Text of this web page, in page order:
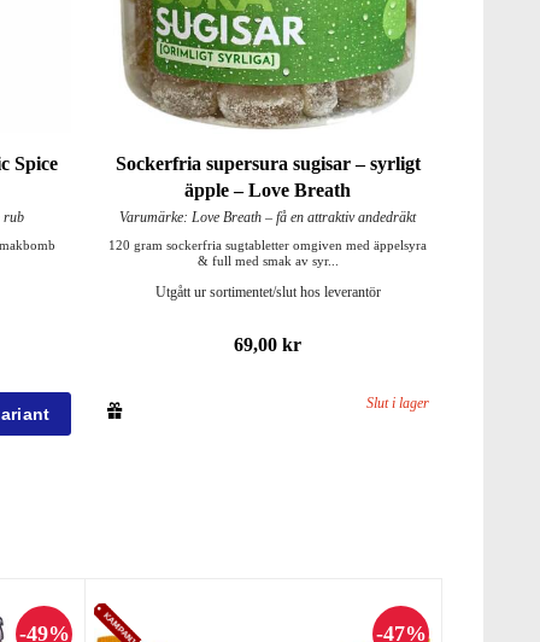
Spice
rub
Sockerfria supersura sugisar – syrligt
äpple – Love Breath
Varumärke: Love Breath – få en attraktiv andedräkt
120 gram sockerfria sugtabletter omgiven med äppelsyra
& full med smak av syr...
Utgått ur sortimentet/slut hos leverantör
69,00 kr
Slut i lager